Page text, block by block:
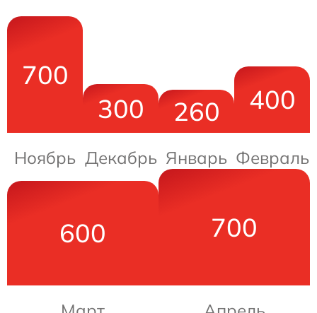
700
Ноябрь
300
Декабрь
260
Январь
400
Февраль
600 700